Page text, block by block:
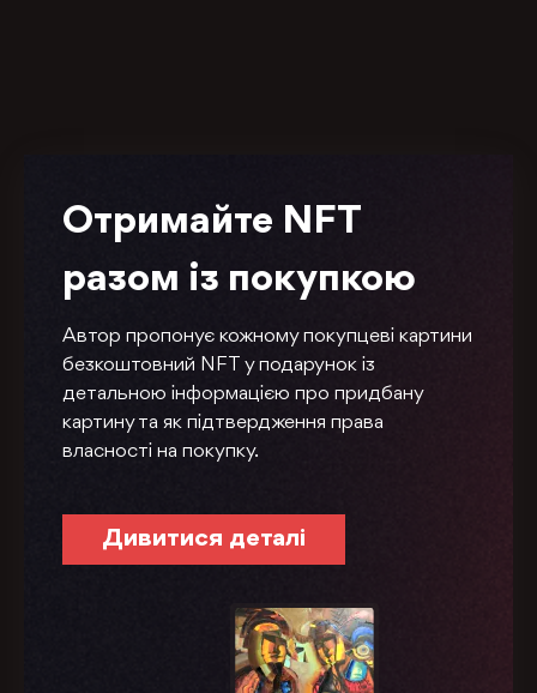
Отримайте NFT
разом із покупкою
Автор пропонує кожному покупцеві картини
безкоштовний NFT у подарунок із
детальною інформацією про придбану
картину та як підтвердження права
власності на покупку.
Дивитися деталі